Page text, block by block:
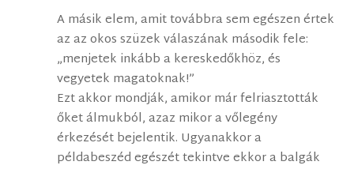
A másik elem, amit továbbra sem egészen értek
az az okos szüzek válaszának második fele:
„menjetek inkább a kereskedőkhöz, és
vegyetek magatoknak!”
Ezt akkor mondják, amikor már felriasztották
őket álmukból, azaz mikor a vőlegény
érkezését bejelentik. Ugyanakkor a
példabeszéd egészét tekintve ekkor a balgák